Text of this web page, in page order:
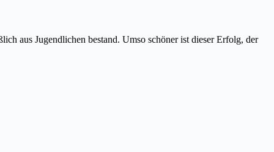
aus Jugendlichen bestand. Umso schöner ist dieser Erfolg, der